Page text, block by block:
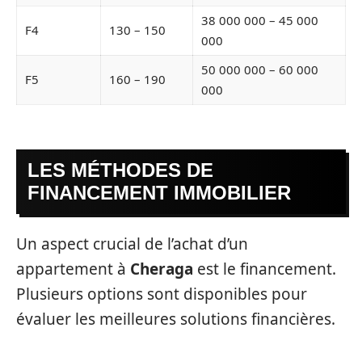
F4 130 – 150
38 000 000 – 45 000
000
F5 160 – 190
50 000 000 – 60 000
000
LES MÉTHODES DE
FINANCEMENT IMMOBILIER
Un aspect crucial de l’achat d’un
appartement à Cheraga est le financement.
Plusieurs options sont disponibles pour
évaluer les meilleures solutions financières.